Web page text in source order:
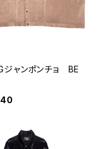
ジャンポンチョ BE